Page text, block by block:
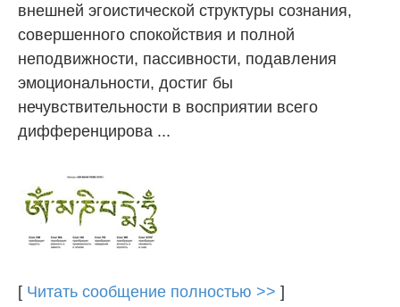
внешней эгоистической структуры сознания,
совершенного спокойствия и полной
неподвижности, пассивности, подавления
эмоциональности, достиг бы
нечувствительности в восприятии всего
дифференцирова ...
[ Читать сообщение полностью >> ]